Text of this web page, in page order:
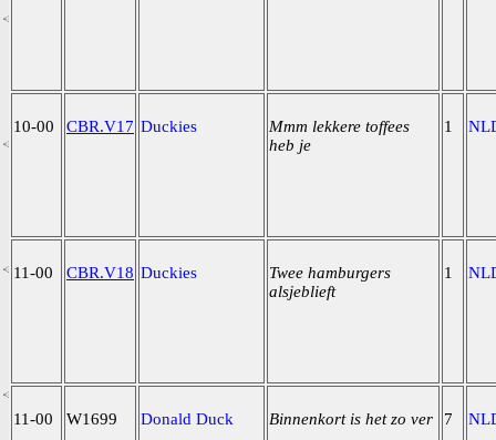
10-00 CBR.V17 Duckies
Mmm lekkere toffees
heb je
1
11-00 CBR.V18 Duckies
Twee hamburgers
alsjeblieft
1
11-00 W1699 Donald Duck Binnenkort is het zo ver 7